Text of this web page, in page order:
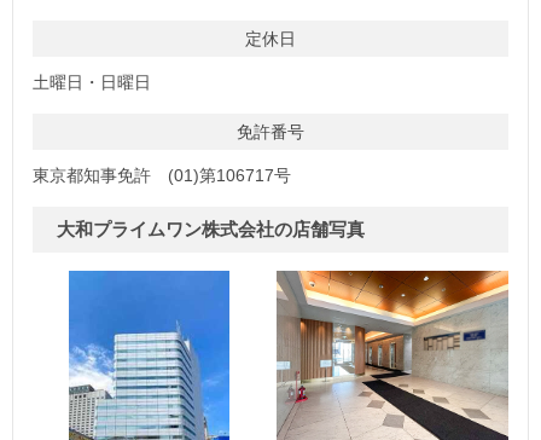
定休日
土曜日・日曜日
免許番号
東京都知事免許 (01)第106717号
大和プライムワン株式会社の店舗写真